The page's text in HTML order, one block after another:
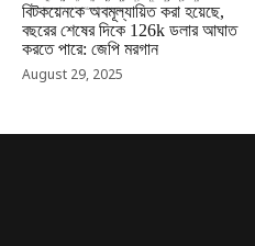
বিটকয়েনকে অবমূল্যায়িত করা হয়েছে,
বছরের শেষের দিকে 126k ডলার আঘাত
করতে পারে: জেপি মরগান
August 29, 2025